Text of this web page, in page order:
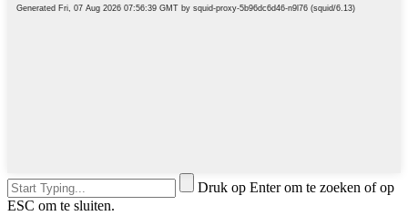
Druk op Enter om te zoeken of op
ESC om te sluiten.